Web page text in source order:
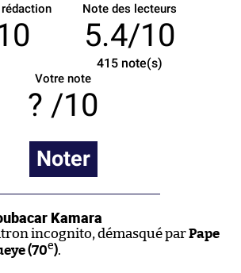
Note des lecteurs
5.4/10
415note(s)
Votre note
/10
Noter
Kamara
incognito, démasqué parPape
(70e).